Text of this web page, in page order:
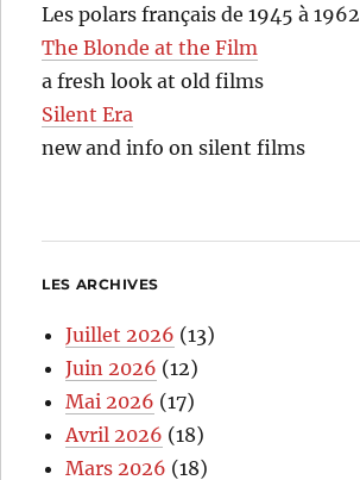
Les polars français de 1945 à 1962
The Blonde at the Film
a fresh look at old films
Silent Era
new and info on silent films
LES ARCHIVES
Juillet 2026 (13)
Juin 2026 (12)
Mai 2026 (17)
Avril 2026 (18)
Mars 2026 (18)